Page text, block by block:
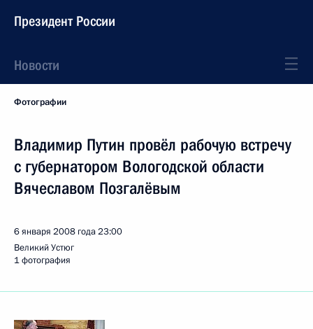
Президент России
Новости
Фотографии
Владимир Путин провёл рабочую встречу
с губернатором Вологодской области
Вячеславом Позгалёвым
6 января 2008 года23:00
Великий Устюг
1 фотография